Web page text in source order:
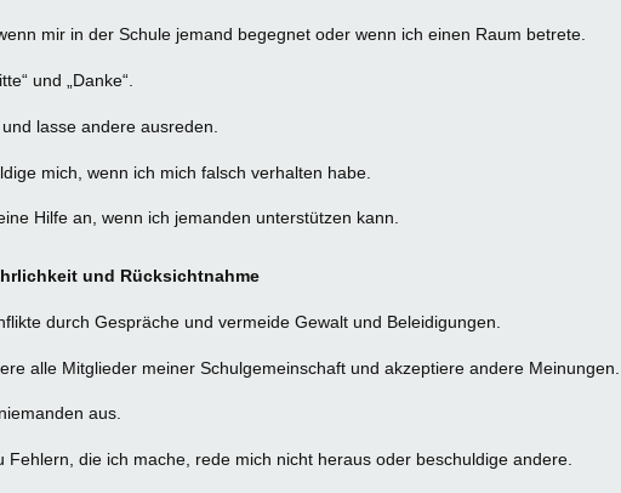
mir in der Schule jemand begegnet oder wenn ich einen Raum betrete.
und „Danke“.
lasse andere ausreden.
mich, wenn ich mich falsch verhalten habe.
Hilfe an, wenn ich jemanden unterstützen kann.
und Rücksichtnahme
durch Gespräche und vermeide Gewalt und Beleidigungen.
alle Mitglieder meiner Schulgemeinschaft und akzeptiere andere Meinungen.
aus.
Fehlern, die ich mache, rede mich nicht heraus oder beschuldige andere.